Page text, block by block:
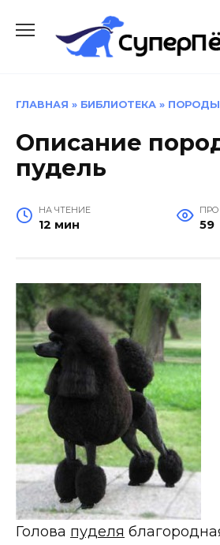
содержанию
ГЛАВНАЯ » БИБЛИОТЕКА » ПОРОДЫ
Описание
пудель
НА ЧТЕНИЕ
12 мин 59
Голова пуделя